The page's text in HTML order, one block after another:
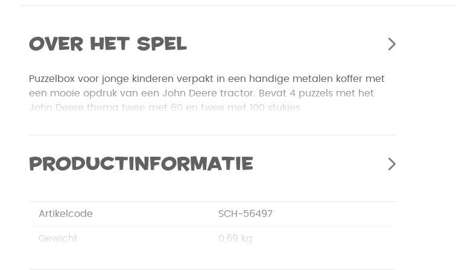
Over het spel
Puzzelbox voor jonge kinderen verpakt in een handige metalen koffer met
een mooie opdruk van een John Deere tractor. Bevat 4 puzzels met het
John Deere thema twee met 60 en twee met 100 stukjes.
Productinformatie
Artikelcode SCH-56497
Gewicht 0,69 kg